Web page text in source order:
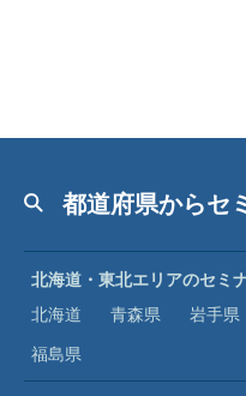
都道府県からセ
北海道・東北エリアのセミ
北海道
青森県 岩手県
福島県